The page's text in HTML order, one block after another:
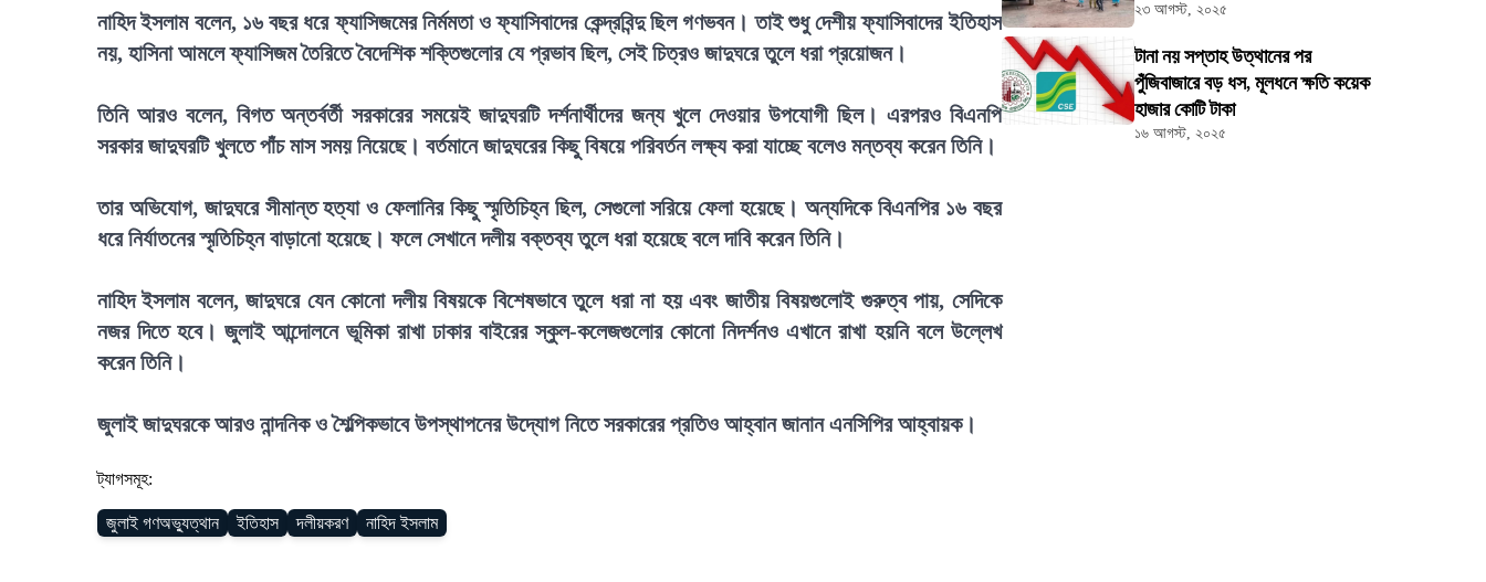
নাহিদ ইসলাম বলেন, ১৬ বছর ধরে ফ্যাসিজমের নির্মমতা ও ফ্যাসিবাদের কেন্দ্রবিন্দু ছিল গণভবন। তাই শুধু দেশীয় ফ্যাসিবাদের ইতিহাস
নয়, হাসিনা আমলে ফ্যাসিজম তৈরিতে বৈদেশিক শক্তিগুলোর যে প্রভাব ছিল, সেই চিত্রও জাদুঘরে তুলে ধরা প্রয়োজন।
তিনি আরও বলেন, বিগত অন্তর্বর্তী সরকারের সময়েই জাদুঘরটি দর্শনার্থীদের জন্য খুলে দেওয়ার উপযোগী ছিল। এরপরও বিএনপি
সরকার জাদুঘরটি খুলতে পাঁচ মাস সময় নিয়েছে। বর্তমানে জাদুঘরের কিছু বিষয়ে পরিবর্তন লক্ষ্য করা যাচ্ছে বলেও মন্তব্য করেন তিনি।
তার অভিযোগ, জাদুঘরে সীমান্ত হত্যা ও ফেলানির কিছু স্মৃতিচিহ্ন ছিল, সেগুলো সরিয়ে ফেলা হয়েছে। অন্যদিকে বিএনপির ১৬ বছর
ধরে নির্যাতনের স্মৃতিচিহ্ন বাড়ানো হয়েছে। ফলে সেখানে দলীয় বক্তব্য তুলে ধরা হয়েছে বলে দাবি করেন তিনি।
নাহিদ ইসলাম বলেন, জাদুঘরে যেন কোনো দলীয় বিষয়কে বিশেষভাবে তুলে ধরা না হয় এবং জাতীয় বিষয়গুলোই গুরুত্ব পায়, সেদিকে
নজর দিতে হবে। জুলাই আন্দোলনে ভূমিকা রাখা ঢাকার বাইরের স্কুল-কলেজগুলোর কোনো নিদর্শনও এখানে রাখা হয়নি বলে উল্লেখ
করেন তিনি।
জুলাই জাদুঘরকে আরও নান্দনিক ও শৈল্পিকভাবে উপস্থাপনের উদ্যোগ নিতে সরকারের প্রতিও আহ্বান জানান এনসিপির আহ্বায়ক।
ট্যাগসমূহ:
জুলাই গণঅভ্যুত্থান ইতিহাস দলীয়করণ নাহিদ ইসলাম
২৩ আগস্ট, ২০২৫
টানা নয় সপ্তাহ উত্থানের পর
পুঁজিবাজারে বড় ধস, মূলধনে ক্ষতি কয়েক
হাজার কোটি টাকা
১৬ আগস্ট, ২০২৫